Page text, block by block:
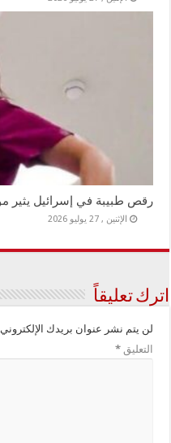
رقص طبيبة في إسرائيل
الإثنين , 27 يوليو 2026
اترك تعليقاً
لن يتم نشر عنوان بريدك
التعليق*